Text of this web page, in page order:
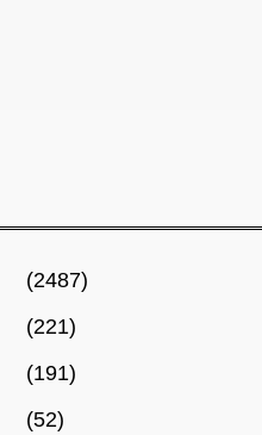
(2487)
(221)
(191)
(52)